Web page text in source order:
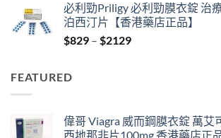
was:
$400.
is:
$399.
必利勁Priligy 必利勁膜衣錠 治
泊西汀片【香港藥店正品】
$829 – $2129Price
FEATURED
偉哥 Viagra 威而鋼膜衣錠 萬艾
西地那非片100mg 香港藥店正